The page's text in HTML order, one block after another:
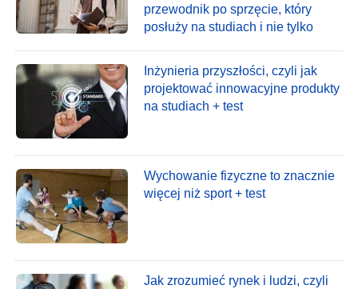
przewodnik po sprzęcie, który
posłuży na studiach i nie tylko
Inżynieria przyszłości, czyli jak
projektować innowacyjne produkty
na studiach + test
Wychowanie fizyczne to znacznie
więcej niż sport + test
Jak zrozumieć rynek i ludzi, czyli